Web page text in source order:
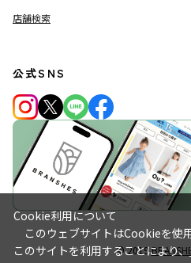
店舗検索
公式SNS
© 2019
Cookie利用について
このウェブサイトはCookieを使用
このサイトを利用することにより、